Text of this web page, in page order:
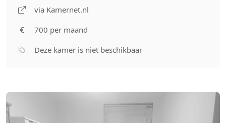
via Kamernet.nl
700 per maand
Deze kamer is niet beschikbaar